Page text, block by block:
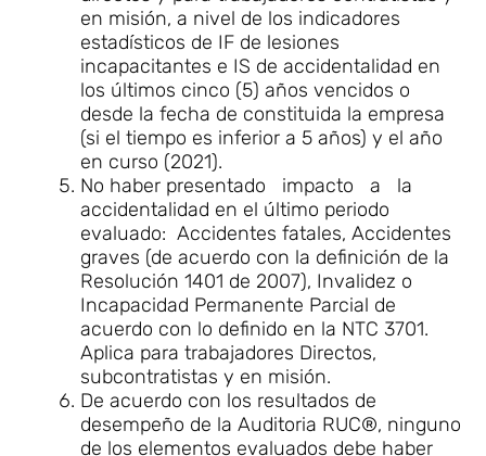
en misión, a nivel de los indicadores
estadísticos de IF de lesiones
incapacitantes e IS de accidentalidad en
los últimos cinco (5) años vencidos o
desde la fecha de constituida la empresa
(si el tiempo es inferior a 5 años) y el año
en curso (2021).
No haber presentado impacto a la
accidentalidad en el último periodo
evaluado: Accidentes fatales, Accidentes
graves (de acuerdo con la definición de la
Resolución 1401 de 2007), Invalidez o
Incapacidad Permanente Parcial de
acuerdo con lo definido en la NTC 3701.
Aplica para trabajadores Directos,
subcontratistas y en misión.
De acuerdo con los resultados de
desempeño de la Auditoria RUC®, ninguno
de los elementos evaluados debe haber